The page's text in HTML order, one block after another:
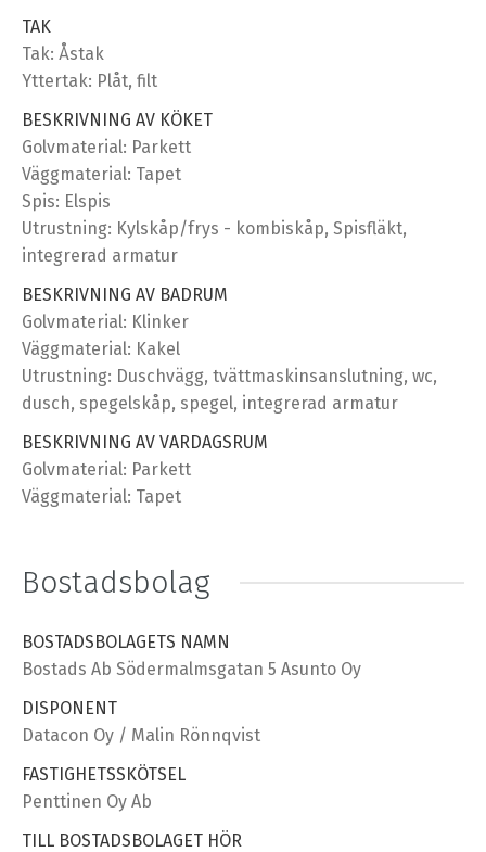
TAK
Tak: Åstak
Yttertak: Plåt, filt
BESKRIVNING AV KÖKET
Golvmaterial: Parkett
Väggmaterial: Tapet
Spis: Elspis
Utrustning: Kylskåp/frys - kombiskåp, Spisfläkt,
integrerad armatur
BESKRIVNING AV BADRUM
Golvmaterial: Klinker
Väggmaterial: Kakel
Utrustning: Duschvägg, tvättmaskinsanslutning, wc,
dusch, spegelskåp, spegel, integrerad armatur
BESKRIVNING AV VARDAGSRUM
Golvmaterial: Parkett
Väggmaterial: Tapet
Bostadsbolag
BOSTADSBOLAGETS NAMN
Bostads Ab Södermalmsgatan 5 Asunto Oy
DISPONENT
Datacon Oy / Malin Rönnqvist
FASTIGHETSSKÖTSEL
Penttinen Oy Ab
TILL BOSTADSBOLAGET HÖR